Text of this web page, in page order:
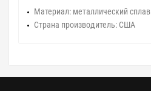
Материал: металлический сплав
Страна производитель: США